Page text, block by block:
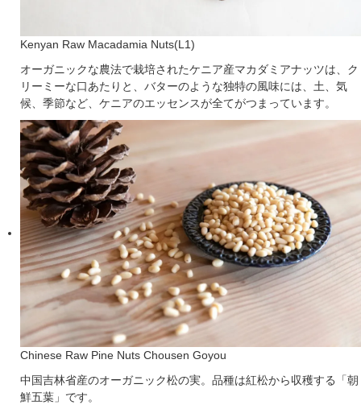
Kenyan Raw Macadamia Nuts(L1)
オーガニックな農法で栽培されたケニア産マカダミアナッツは、ク
リーミーな口あたりと、バターのような独特の風味には、土、気
候、季節など、ケニアのエッセンスが全てがつまっています。
Chinese Raw Pine Nuts Chousen Goyou
中国吉林省産のオーガニック松の実。品種は紅松から収穫する「朝
鮮五葉」です。